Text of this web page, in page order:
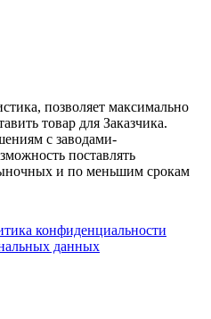
позволяет максимально
товар для Заказчика.
с заводами-
поставлять
и по меньшим срокам
конфиденциальности
данных